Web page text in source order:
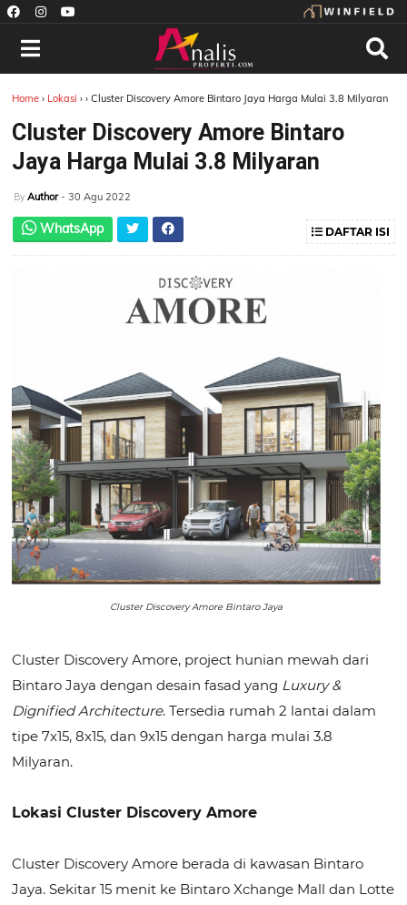
Home › Lokasi › › Cluster Discovery Amore Bintaro Jaya Harga Mulai 3.8 Milyaran
Cluster Discovery Amore Bintaro
Jaya Harga Mulai 3.8 Milyaran
By Author - 30 Agu 2022
WhatsApp DAFTAR ISI
Cluster Discovery Amore Bintaro Jaya
Cluster Discovery Amore, project hunian mewah dari
Bintaro Jaya dengan desain fasad yang Luxury &
Dignified Architecture. Tersedia rumah 2 lantai dalam
tipe 7x15, 8x15, dan 9x15 dengan harga mulai 3.8
Milyaran.
Lokasi Cluster Discovery Amore
Cluster Discovery Amore berada di kawasan Bintaro
Jaya. Sekitar 15 menit ke Bintaro Xchange Mall dan Lotte